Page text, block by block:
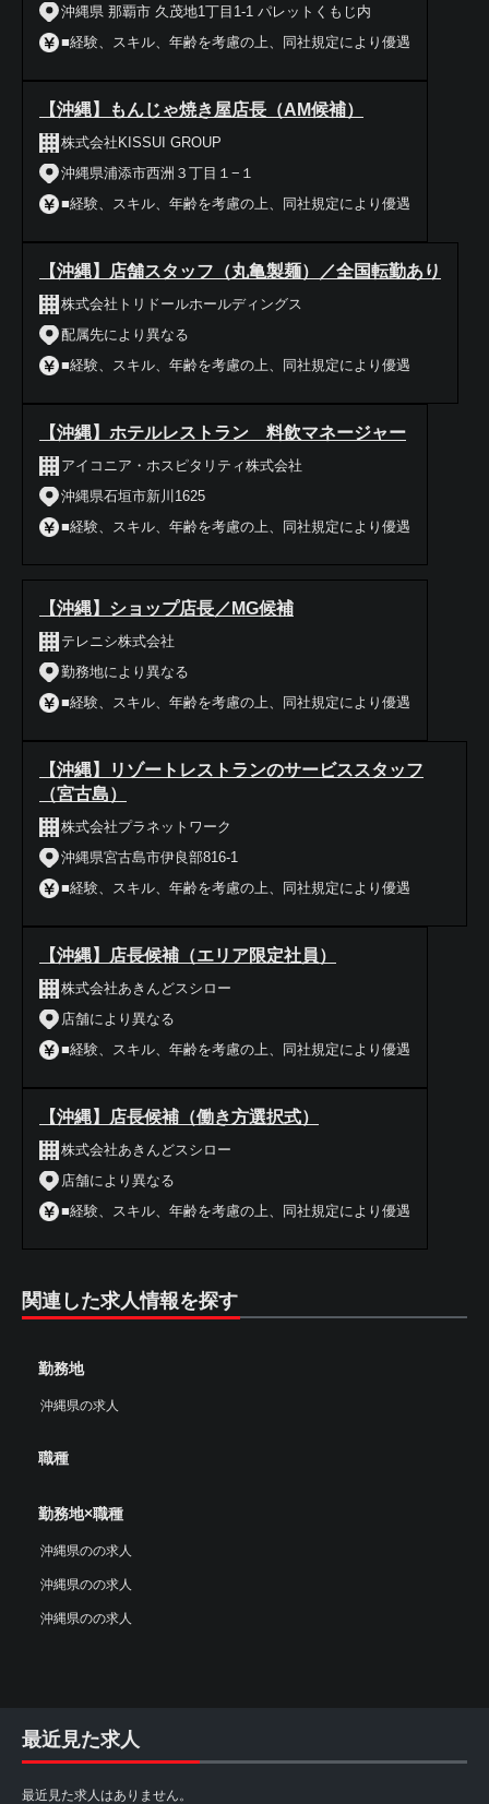
沖縄県 那覇市 久茂地1丁目1-1 パレットくもじ内
■経験、スキル、年齢を考慮の上、同社規定により優遇
【沖縄】もんじゃ焼き屋店長（AM候補）
株式会社KISSUI GROUP
沖縄県浦添市西洲３丁目１−１
■経験、スキル、年齢を考慮の上、同社規定により優遇
【沖縄】店舗スタッフ（丸亀製麺）／全国転勤あり
株式会社トリドールホールディングス
配属先により異なる
■経験、スキル、年齢を考慮の上、同社規定により優遇
【沖縄】ホテルレストラン 料飲マネージャー
アイコニア・ホスピタリティ株式会社
沖縄県石垣市新川1625
■経験、スキル、年齢を考慮の上、同社規定により優遇
【沖縄】ショップ店長／MG候補
テレニシ株式会社
勤務地により異なる
■経験、スキル、年齢を考慮の上、同社規定により優遇
【沖縄】リゾートレストランのサービススタッフ
（宮古島）
株式会社プラネットワーク
沖縄県宮古島市伊良部816-1
■経験、スキル、年齢を考慮の上、同社規定により優遇
【沖縄】店長候補（エリア限定社員）
株式会社あきんどスシロー
店舗により異なる
■経験、スキル、年齢を考慮の上、同社規定により優遇
【沖縄】店長候補（働き方選択式）
株式会社あきんどスシロー
店舗により異なる
■経験、スキル、年齢を考慮の上、同社規定により優遇
関連した求人情報を探す
勤務地
沖縄県の求人
職種
勤務地×職種
沖縄県のの求人
沖縄県のの求人
沖縄県のの求人
最近見た求人
最近見た求人はありません。